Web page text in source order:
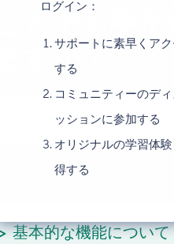
ログイン：
サポートに素早くア
する
コミュニティーのデ
ッションに参加する
オリジナルの学習体
得する
とでお手
すか？
基本的な機能について